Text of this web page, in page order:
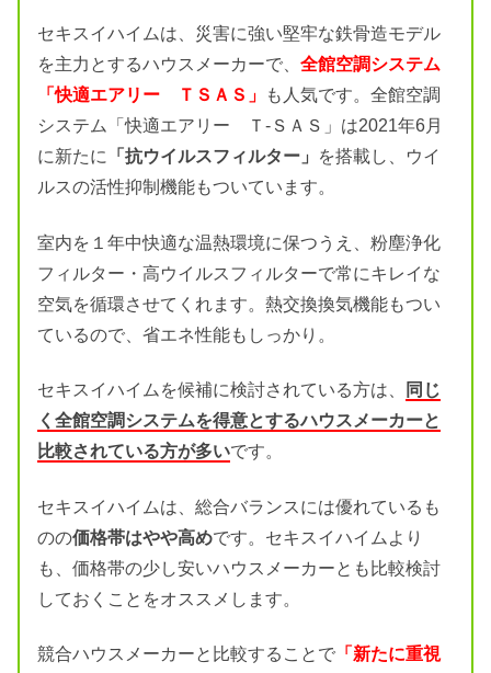
セキスイハイムは、災害に強い堅牢な鉄骨造モデル
を主力とするハウスメーカーで、 全館空調システム
「快適エアリー ＴＳＡＳ」
も人気です。全館空調
システム「快適エアリー Ｔ-ＳＡＳ」は2021年6月
に新たに 「抗ウイルスフィルター」
を搭載し、ウイ
ルスの活性抑制機能もついています。
室内を１年中快適な温熱環境に保つうえ、粉塵浄化
フィルター・高ウイルスフィルターで常にキレイな
空気を循環させてくれます。熱交換換気機能もつい
ているので、省エネ性能もしっかり。
セキスイハイムを候補に検討されている方は、
同じ
く全館空調システムを得意とするハウスメーカーと
比較されている方が多いです。
セキスイハイムは、総合バランスには優れているも
のの価格帯はやや高めです。セキスイハイムより
も、価格帯の少し安いハウスメーカーとも比較検討
しておくことをオススメします。
競合ハウスメーカーと比較することで 「新たに重視